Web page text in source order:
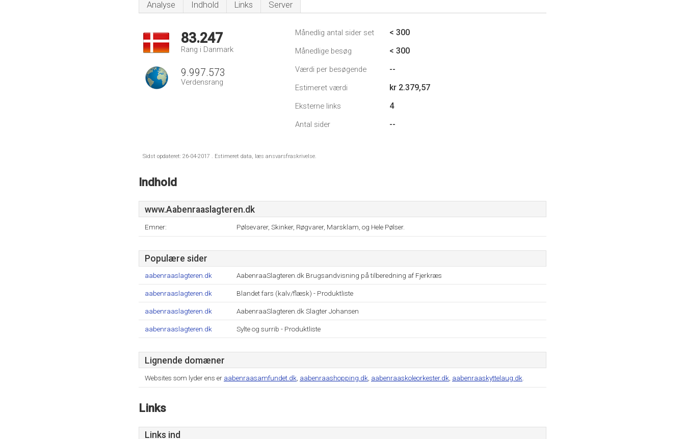
Analyse Indhold Links Server
83.247
Rang i Danmark
9.997.573
Verdensrang
Månedlig antal sider set < 300
Månedlige besøg < 300
Værdi per besøgende --
Estimeret værdi kr 2.379,57
Eksterne links 4
Antal sider --
Sidst opdateret: 26-04-2017 . Estimeret data, læs ansvarsfraskrivelse.
Indhold
www.Aabenraaslagteren.dk
Emner: Pølsevarer, Skinker, Røgvarer, Marsklam, og Hele Pølser.
Populære sider
aabenraaslagteren.dk AabenraaSlagteren.dk Brugsandvisning på tilberedning af Fjerkræs
aabenraaslagteren.dk Blandet fars (kalv/flæsk) - Produktliste
aabenraaslagteren.dk AabenraaSlagteren.dk Slagter Johansen
aabenraaslagteren.dk Sylte og surrib - Produktliste
Lignende domæner
Websites som lyder ens er aabenraasamfundet.dk aabenraashopping.dk aabenraaskoleorkester.dk aabenraaskyttelaug.dk
Links
Links ind